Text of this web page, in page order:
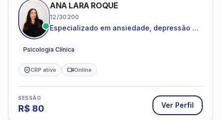
ANA LARA ROQUE
12/30200
Especializado em ansiedade, depressão e
Psicologia Clínica
CRP ativo Online
SESSÃO
R$ 80 Ver Perfil